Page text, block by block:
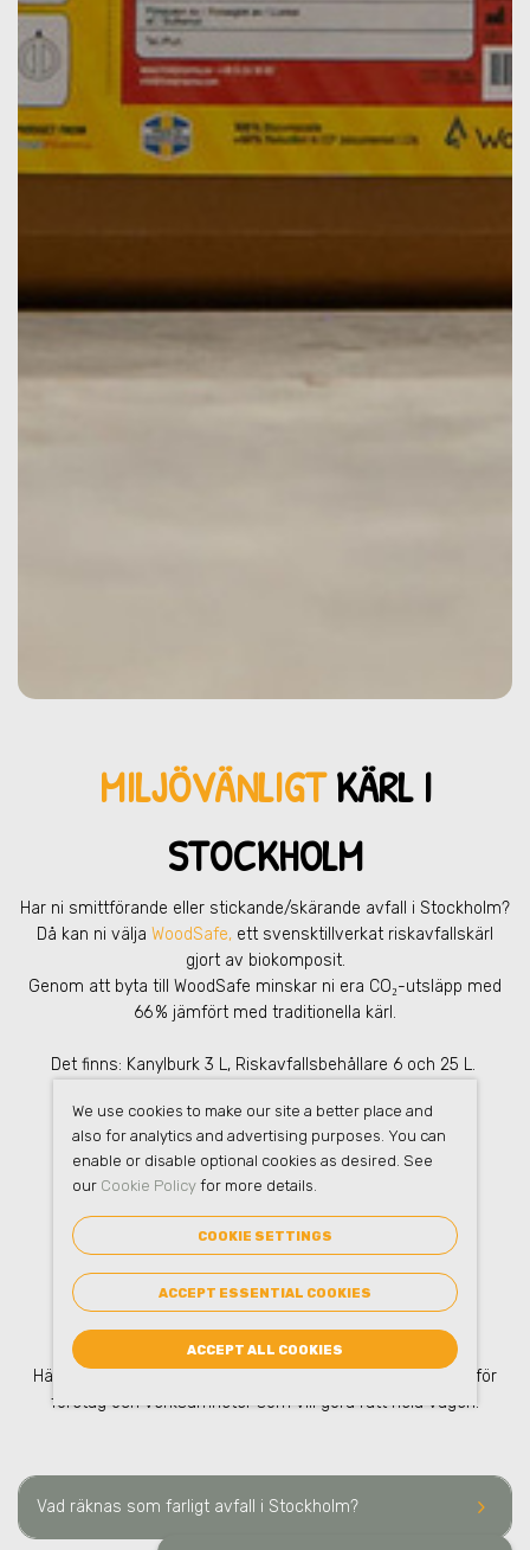
MILJÖVÄNLIGTKÄRL I
STOCKHOLM
Har ni smittförande eller stickande/skärande avfall i Stockholm?
Då kan ni välja WoodSafe, ett svensktillverkat riskavfallskärl
gjort av biokomposit.
Genom att byta till WoodSafe minskar ni era CO₂-utsläpp med
66 % jämfört med traditionella kärl.
Det finns: Kanylburk 3 L, Riskavfallsbehållare 6 och 25 L.
FAQ– FARLIGT AVFALLI
STOCKHOLM
Här hittar du vanliga frågor om farligt avfall
– för
företag och verksamheter som vill göra rätt hela vägen.
keyboard_arrow_right
Vad räknas som farligt avfall i Stockholm?
We use cookies to make our site a better place and
also for analytics and advertising purposes. You can
enable or disable optional cookies as desired. See
our Cookie Policyfor more details.
COOKIE SETTINGS
ACCEPT ESSENTIAL COOKIES
ACCEPT ALL COOKIES